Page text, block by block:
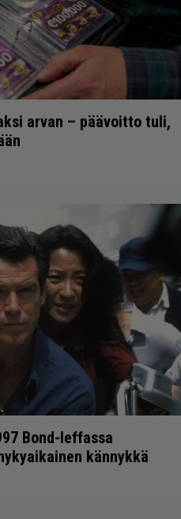
arvan – päävoitto tuli,
Bond-leffassa
kännykkä